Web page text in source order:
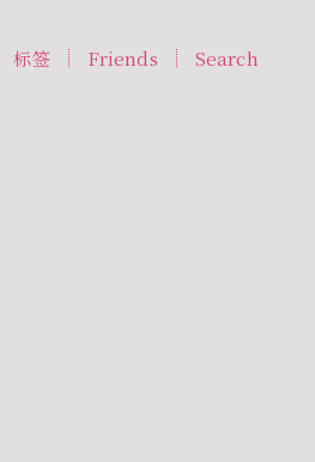
标签 Friends Search